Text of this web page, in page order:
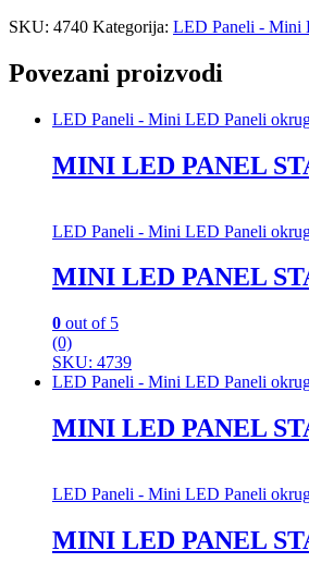
SKU: 4740 Kategorija: LED Paneli - Mini
Povezani proizvodi
LED Paneli - Mini LED Paneli
MINI LED PANEL
LED Paneli - Mini LED Paneli
MINI LED PANEL
0 out of 5
(0)
SKU: 4739
LED Paneli - Mini LED Paneli
MINI LED PANEL
LED Paneli - Mini LED Paneli
MINI LED PANEL